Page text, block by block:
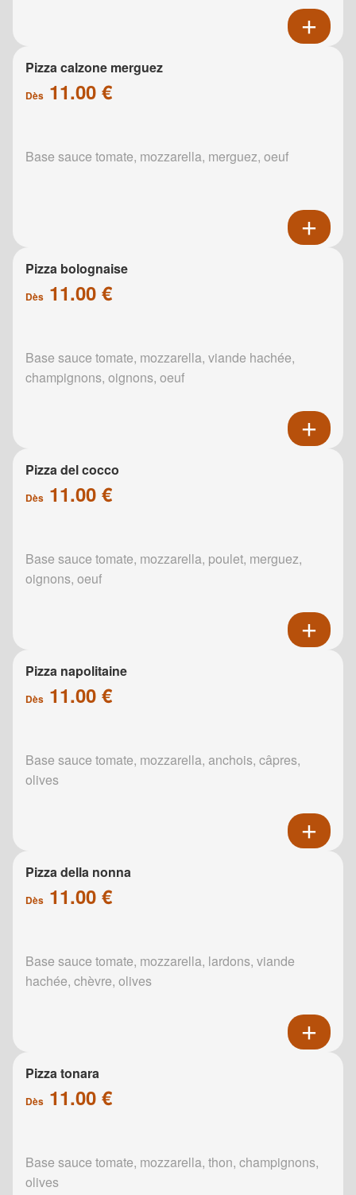
Pizza calzone merguez
Dès 11.00 €
Base sauce tomate, mozzarella, merguez, oeuf
Pizza bolognaise
Dès 11.00 €
Base sauce tomate, mozzarella, viande hachée,
champignons, oignons, oeuf
Pizza del cocco
Dès 11.00 €
Base sauce tomate, mozzarella, poulet, merguez,
oignons, oeuf
Pizza napolitaine
Dès 11.00 €
Base sauce tomate, mozzarella, anchois, câpres,
olives
Pizza della nonna
Dès 11.00 €
Base sauce tomate, mozzarella, lardons, viande
hachée, chèvre, olives
Pizza tonara
Dès 11.00 €
Base sauce tomate, mozzarella, thon, champignons,
olives